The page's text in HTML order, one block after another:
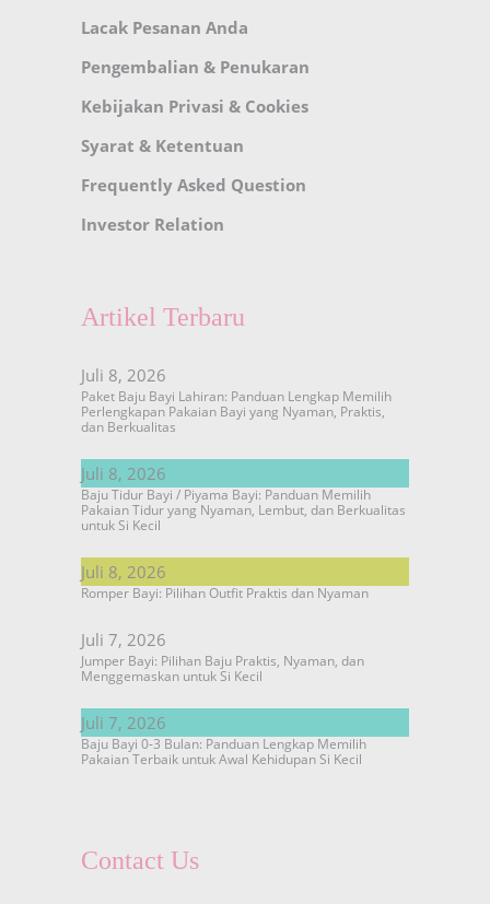
Lacak Pesanan Anda
Pengembalian & Penukaran
Kebijakan Privasi & Cookies
Syarat & Ketentuan
Frequently Asked Question
Investor Relation
Artikel Terbaru
Juli 8, 2026
Paket Baju Bayi Lahiran: Panduan Lengkap Memilih
Perlengkapan Pakaian Bayi yang Nyaman, Praktis,
dan Berkualitas
Juli 8, 2026
Baju Tidur Bayi / Piyama Bayi: Panduan Memilih
Pakaian Tidur yang Nyaman, Lembut, dan Berkualitas
untuk Si Kecil
Juli 8, 2026
Romper Bayi: Pilihan Outfit Praktis dan Nyaman
Juli 7, 2026
Jumper Bayi: Pilihan Baju Praktis, Nyaman, dan
Menggemaskan untuk Si Kecil
Juli 7, 2026
Baju Bayi 0-3 Bulan: Panduan Lengkap Memilih
Pakaian Terbaik untuk Awal Kehidupan Si Kecil
Contact Us